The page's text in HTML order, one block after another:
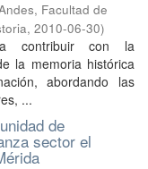
Facultad de
, 2010-06-30)
a contribuir con la
la memoria histórica
abordando las
...
de
sector el